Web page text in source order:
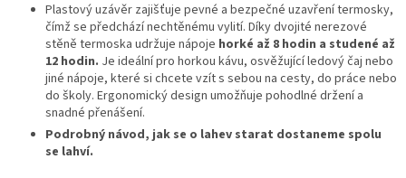
Plastový uzávěr zajišťuje pevné a bezpečné uzavření termosky,
čímž se předchází nechtěnému vylití. Díky dvojité nerezové
stěně termoska udržuje nápoje horké až 8 hodin a studené až
12 hodin. Je ideální pro horkou kávu, osvěžující ledový čaj nebo
jiné nápoje, které si chcete vzít s sebou na cesty, do práce nebo
do školy. Ergonomický design umožňuje pohodlné držení a
snadné přenášení.
Podrobný návod, jak se o lahev starat dostaneme spolu
se lahví.